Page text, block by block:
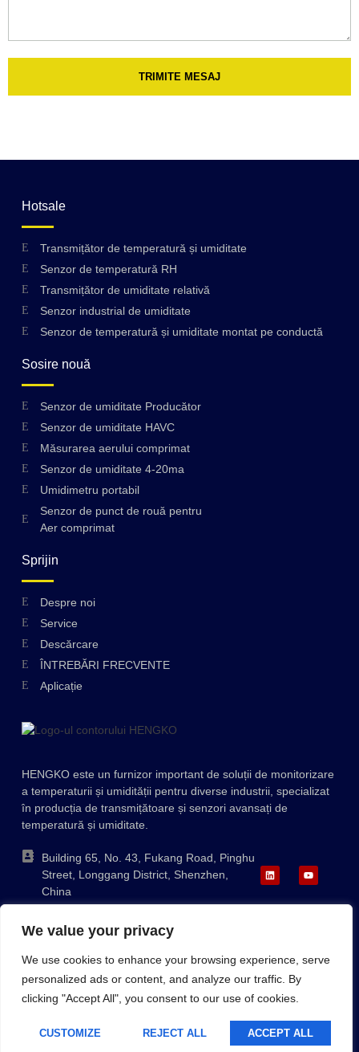
We value your privacy
We use cookies to enhance your browsing experience, serve
personalized ads or content, and analyze our traffic. By
clicking "Accept All", you consent to our use of cookies.
CUSTOMIZE REJECT ALL ACCEPT ALL
TRIMITE MESAJ
Hotsale
Transmițător de temperatură și umiditate
Senzor de temperatură RH
Transmițător de umiditate relativă
Senzor industrial de umiditate
Senzor de temperatură și umiditate montat pe conductă
Sosire nouă
Senzor de umiditate Producător
Senzor de umiditate HAVC
Măsurarea aerului comprimat
Senzor de umiditate 4-20ma
Umidimetru portabil
Senzor de punct de rouă pentru
Aer comprimat
Sprijin
Despre noi
Service
Descărcare
ÎNTREBĂRI FRECVENTE
Aplicație
HENGKO este un furnizor important de soluții de monitorizare
a temperaturii și umidității pentru diverse industrii, specializat
în producția de transmițătoare și senzori avansați de
temperatură și umiditate.
Building 65, No. 43, Fukang Road, Pinghu
Street, Longgang District, Shenzhen,
China
ka@hengko.com;
Copyright © 2023 HENGKO, Toate Drepturile Rezervate. Powered
Romanian
Spanish
Portuguese
German
French
Italian
Japanese
Korean